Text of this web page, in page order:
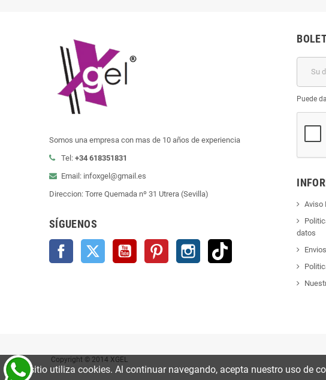
Somos una empresa con mas de 10 años de experiencia
Tel: +34 618351831
Email: infoxgel@gmail.es
Direccion: Torre Quemada nº 31 Utrera (Sevilla)
SÍGUENOS
Facebook Twitter YouTube Pinterest Instagram
Puede
Aviso
datos
Copyright © 2014 XGEL
Este sitio utiliza cookies. Al continuar navegando, acepta nuestro uso de